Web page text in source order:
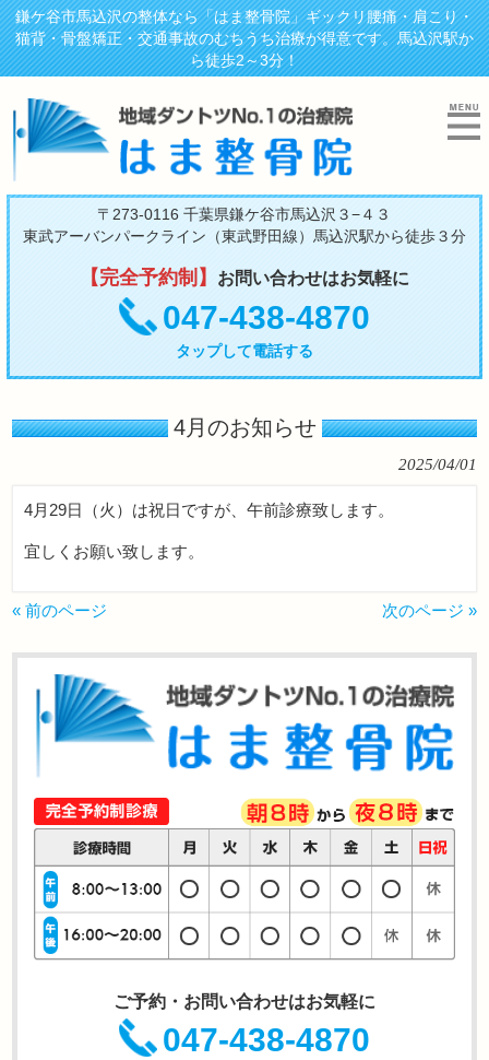
鎌ケ谷市馬込沢の整体なら「はま整骨院」ギックリ腰痛・肩こり・
猫背・骨盤矯正・交通事故のむちうち治療が得意です。馬込沢駅か
ら徒歩2～3分！
〒273-0116 千葉県鎌ケ谷市馬込沢３−４３
東武アーバンパークライン（東武野田線）馬込沢駅から徒歩３分
【完全予約制】 お問い合わせはお気軽に
047-438-4870
タップして電話する
4月のお知らせ
2025/04/01
4月29日（火）は祝日ですが、午前診療致します。
宜しくお願い致します。
« 前のページ 次のページ »
ご予約・お問い合わせはお気軽に
047-438-4870